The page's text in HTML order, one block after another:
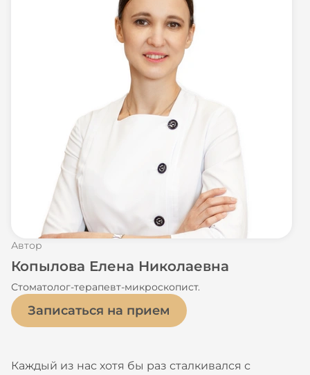
Автор
Копылова Елена Николаевна
Стоматолог-терапевт-микроскопист.
Записаться на прием
Каждый из нас хотя бы раз сталкивался с